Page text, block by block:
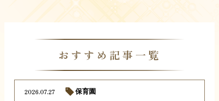
おすすめ記事一覧
2026.07.27 保育園